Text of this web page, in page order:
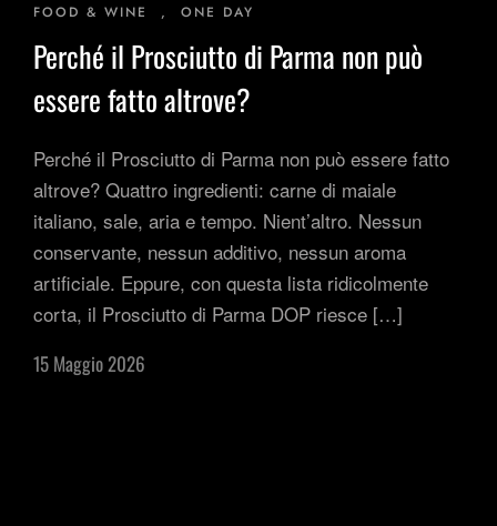
FOOD & WINE , ONE DAY
Perché il Prosciutto di Parma non può
essere fatto altrove?
Perché il Prosciutto di Parma non può essere fatto
altrove? Quattro ingredienti: carne di maiale
italiano, sale, aria e tempo. Nient’altro. Nessun
conservante, nessun additivo, nessun aroma
artificiale. Eppure, con questa lista ridicolmente
corta, il Prosciutto di Parma DOP riesce […]
15 Maggio 2026